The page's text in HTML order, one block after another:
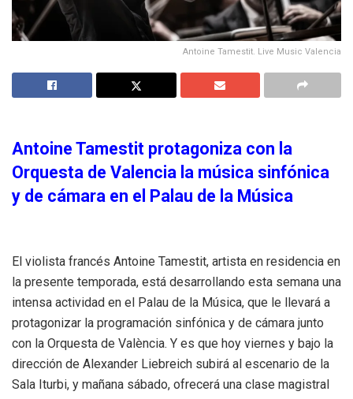
Antoine Tamestit. Live Music Valencia
Antoine Tamestit protagoniza con la
Orquesta de Valencia la música sinfónica
y de cámara en el Palau de la Música
El violista francés Antoine Tamestit, artista en residencia en
la presente temporada, está desarrollando esta semana una
intensa actividad en el Palau de la Música, que le llevará a
protagonizar la programación sinfónica y de cámara junto
con la Orquesta de València. Y es que hoy viernes y bajo la
dirección de Alexander Liebreich subirá al escenario de la
Sala Iturbi, y mañana sábado, ofrecerá una clase magistral